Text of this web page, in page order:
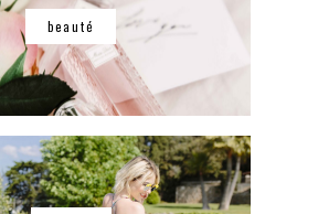
beauté